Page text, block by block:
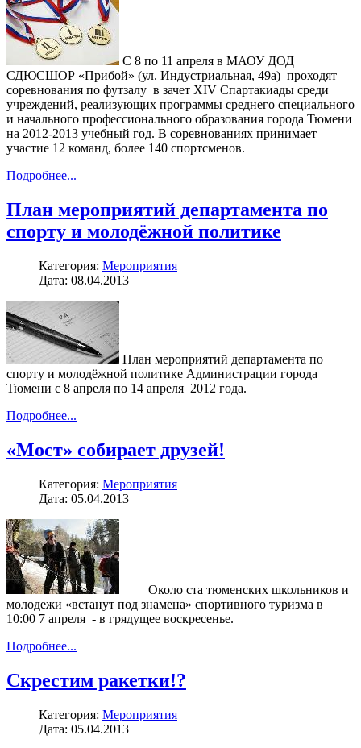
С 8 по 11 апреля в МАОУ ДОД
СДЮСШОР «Прибой» (ул. Индустриальная, 49а) проходят
соревнования по футзалу в зачет XIV Спартакиады среди
учреждений, реализующих программы среднего специального
и начального профессионального образования города Тюмени
на 2012-2013 учебный год. В соревнованиях принимает
участие 12 команд, более 140 спортсменов.
Подробнее...
План мероприятий департамента по
спорту и молодёжной политике
Категория: Мероприятия
Дата: 08.04.2013
План мероприятий департамента по
спорту и молодёжной политике Администрации города
Тюмени с 8 апреля по 14 апреля 2012 года.
Подробнее...
«Мост» собирает друзей!
Категория: Мероприятия
Дата: 05.04.2013
Около ста тюменских школьников и
молодежи «встанут под знамена» спортивного туризма в
10:00 7 апреля - в грядущее воскресенье.
Подробнее...
Скрестим ракетки!?
Категория: Мероприятия
Дата: 05.04.2013